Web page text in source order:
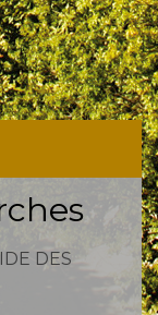
DES